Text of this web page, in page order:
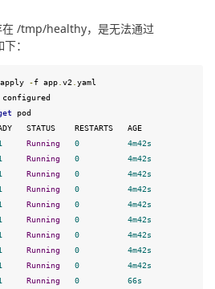
在 /tmp/healthy，是无法通过
：
-f app. v2
yaml
pod
STATUS    RESTARTS   AGE
Running 0 4m42s
Running 0 4m42s
Running 0 4m42s
Running 0 4m42s
Running 0 4m42s
Running 0 4m42s
Running 0 4m42s
Running 0 4m42s
Running 0 4m42s
Running 0 66s